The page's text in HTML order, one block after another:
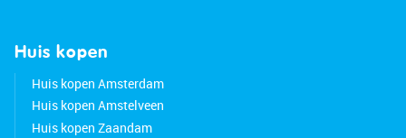
Huis kopen
Huis kopen Amsterdam
Huis kopen Amstelveen
Huis kopen Zaandam